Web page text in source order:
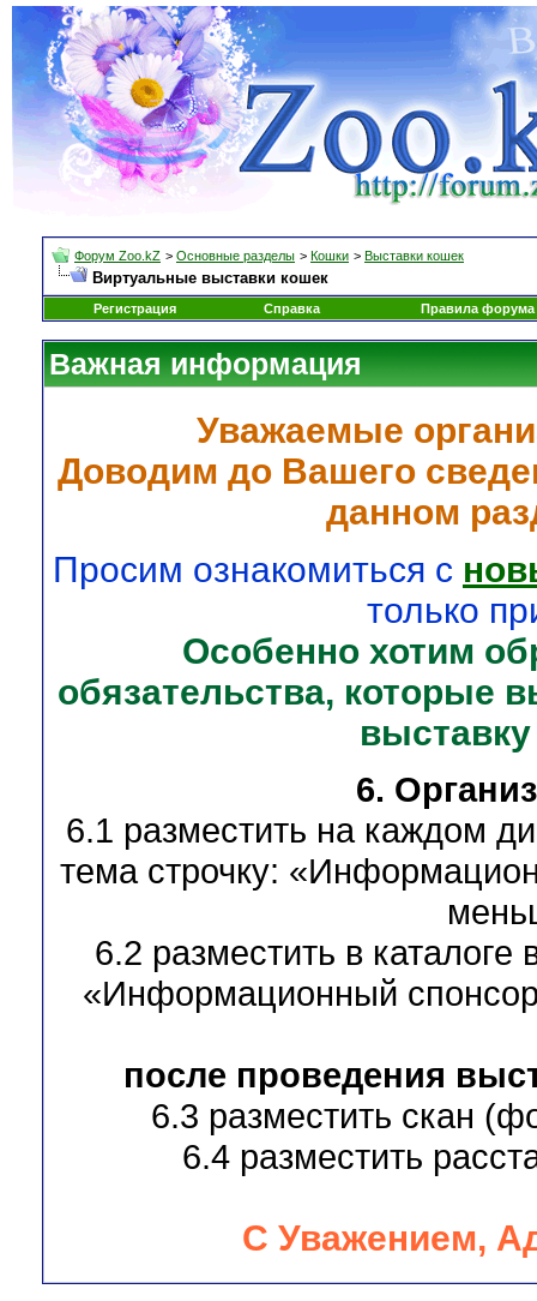
Форум Zoo.kZ > Основные разделы > Кошки > Выставки кошек
Виртуальные выставки кошек
Регистрация Справка Правила форума
Важная информация
Уважаемые
Доводим до Вашего
данном
Просим ознакомиться с
только
Особенно хотим
обязательства, которые
6.
6.1 разместить на каждом
тема строчку:
6.2 разместить в каталоге
«Информационный
после проведения
6.3 разместить скан
6.4 разместить
С Уважением,